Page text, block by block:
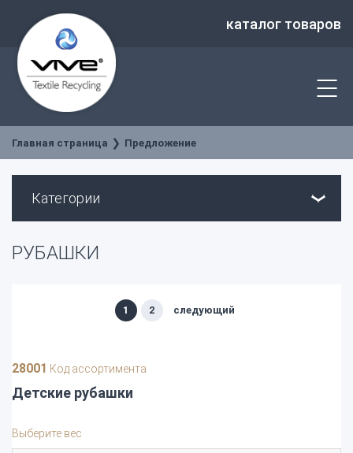
каталог товаров
Главная страница Предложение
Категории
РУБАШКИ
1 2 следующий
28001 Код ассортимента
Детские рубашки
Выберите вес